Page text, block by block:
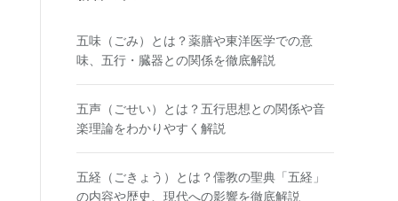
五味（ごみ）とは？薬膳や東洋医学での意
味、五行・臓器との関係を徹底解説
五声（ごせい）とは？五行思想との関係や音
楽理論をわかりやすく解説
五経（ごきょう）とは？儒教の聖典「五経」
の内容や歴史、現代への影響を徹底解説